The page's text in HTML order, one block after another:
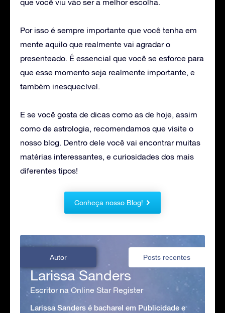
que você viu vão ser a melhor escolha.
Por isso é sempre importante que você tenha em
mente aquilo que realmente vai agradar o
presenteado. É essencial que você se esforce para
que esse momento seja realmente importante, e
também inesquecível.
E se você gosta de dicas como as de hoje, assim
como de astrologia, recomendamos que visite o
nosso blog. Dentro dele você vai encontrar muitas
matérias interessantes, e curiosidades dos mais
diferentes tipos!
Conheça nosso Blog!
Autor Posts recentes
Larissa Sanders
Escritor na Online Star Register
Larissa Sanders é bacharel em Publicidade e